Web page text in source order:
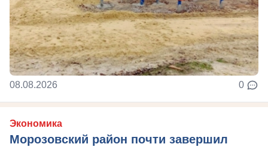
08.08.2026 0
Экономика
Морозовский район почти завершил